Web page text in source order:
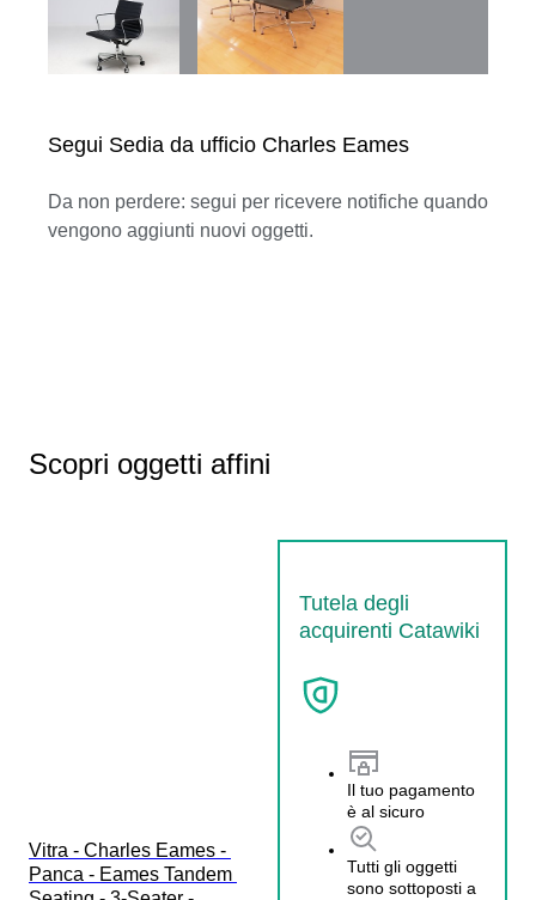
Segui Sedia da ufficio Charles Eames
Da non perdere: segui per ricevere notifiche quando
vengono aggiunti nuovi oggetti.
Scopri oggetti affini
Tutela degli
acquirenti Catawiki
Il tuo pagamento
è al sicuro
Tutti gli oggetti
sono sottoposti a
Vitra - Charles Eames -
Panca - Eames Tandem